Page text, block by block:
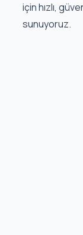
için hızlı,
sunuyoruz.